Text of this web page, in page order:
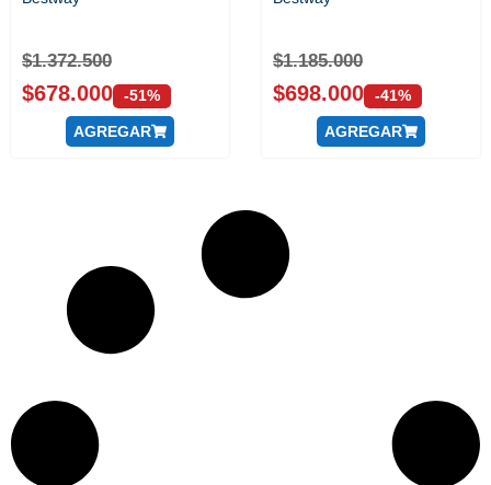
$1.372.500
$678.000 -51%
AGREGAR
$1.185.000
$698.000 -41%
AGREGAR